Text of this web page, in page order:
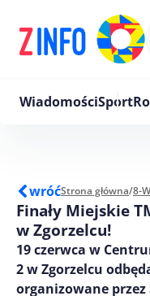
WiadomościSport
wróćStrona główna/8-
Finały Miejskie
w Zgorzelcu!
19 czerwca w
2 w Zgorzelcu
organizowane przez